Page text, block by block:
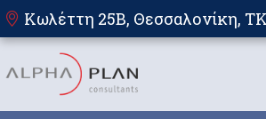
Κωλέττη 25Β, Θεσσαλονίκη,